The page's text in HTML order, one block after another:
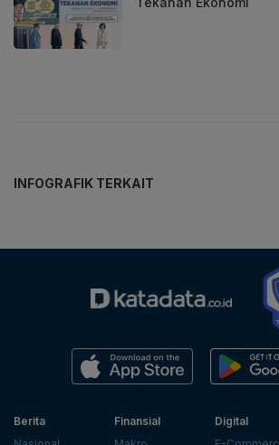
INFOGRAFIK TERKAIT
Berita
Finansial
Digital